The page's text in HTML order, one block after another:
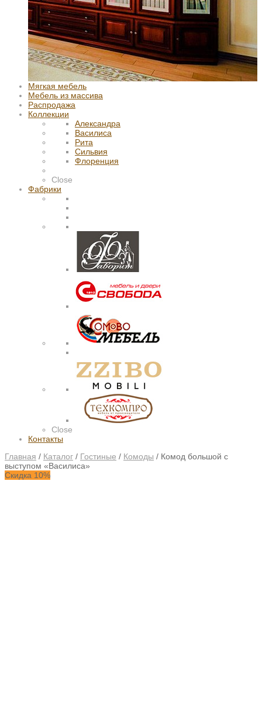
Мягкая мебель
Мебель из массива
Распродажа
Коллекции
Александра
Василиса
Рита
Сильвия
Флоренция
Close
Фабрики
Close
Контакты
Главная / Каталог / Гостиные / Комоды / Комод большой с
выступом «Василиса»
Скидка 10%